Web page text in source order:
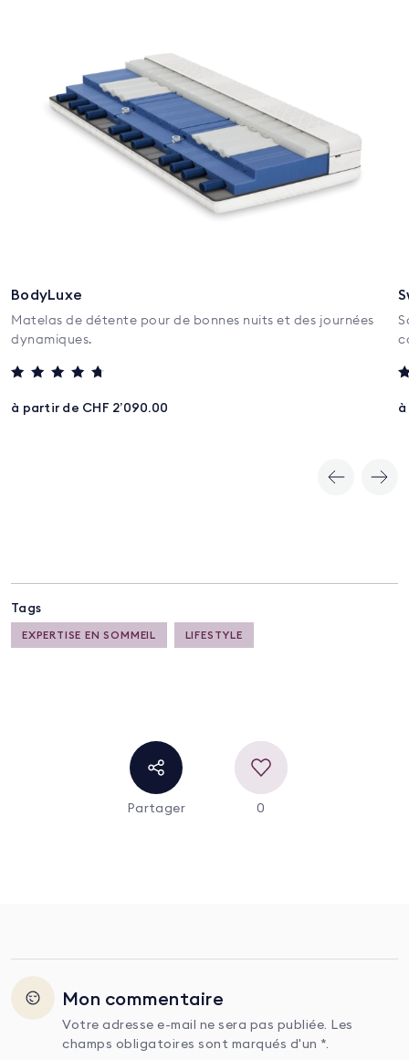
BodyLuxe
Matelas de détente pour de bonnes nuits et des journées
dynamiques.
4.5
sur 5
à partir de CHF 2’090.00
5
Tags
EXPERTISE EN SOMMEIL LIFESTYLE
Partager 0
Mon commentaire
Votre adresse e-mail ne sera pas publiée. Les
champs obligatoires sont marqués d'un *.